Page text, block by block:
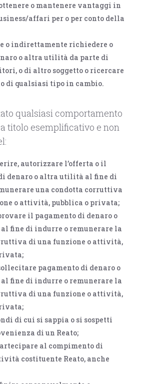
o mantenere vantaggi in
affari per o per conto della
o indirettamente richiedere o
o altra utilità da parte di
o di altro soggetto o ricercare
di qualsiasi tipo in cambio.
qualsiasi comportamento
titolo esemplificativo e non
autorizzare l’offerta o il
denaro o altra utilità al fine di
una condotta corruttiva
o attività, pubblica o privata;
il pagamento di denaro o
fine di indurre o remunerare la
di una funzione o attività,
pagamento di denaro o
fine di indurre o remunerare la
di una funzione o attività,
di cui si sappia o si sospetti
di un Reato;
al compimento di
costituente Reato, anche